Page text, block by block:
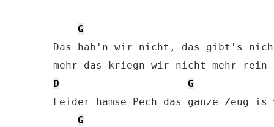
G
Das hab'n wir nicht, das gibt's
D
G
Leider hamse Pech das ganze Zeug is
G